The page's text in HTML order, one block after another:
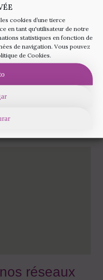
cookies d’une tierce
en tant qu'utilisateur de notre
statistiques en fonction de
de navigation. Vous pouvez
de Cookies.
réseaux